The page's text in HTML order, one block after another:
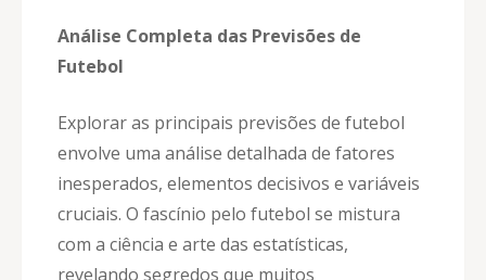
Análise Completa das Previsões de
Futebol
Explorar as principais previsões de futebol
envolve uma análise detalhada de fatores
inesperados, elementos decisivos e variáveis
cruciais. O fascínio pelo futebol se mistura
com a ciência e arte das estatísticas,
revelando segredos que muitos